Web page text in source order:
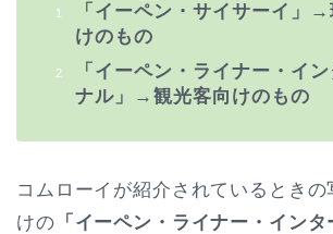
「イーペン・サイサーイ」
けのもの
「イーペン・ライナー・イ
ナル」→観光客向けのもの
コムローイが紹介されているときの
けの 「イーペン・ライナー・インタ